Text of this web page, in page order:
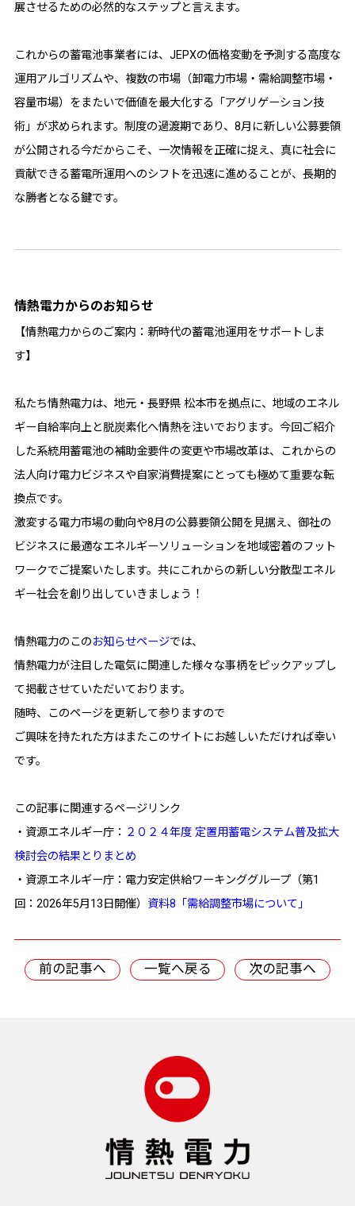
展させるための必然的なステップと言えます。
これからの蓄電池事業者には、JEPXの価格変動を予測する高度な
運用アルゴリズムや、複数の市場（卸電力市場・需給調整市場・
容量市場）をまたいで価値を最大化する「アグリゲーション技
術」が求められます。制度の過渡期であり、8月に新しい公募要領
が公開される今だからこそ、一次情報を正確に捉え、真に社会に
貢献できる蓄電所運用へのシフトを迅速に進めることが、長期的
な勝者となる鍵です。
情熱電力からのお知らせ
【情熱電力からのご案内：新時代の蓄電池運用をサポートしま
す】
私たち情熱電力は、地元・長野県 松本市を拠点に、地域のエネル
ギー自給率向上と脱炭素化へ情熱を注いでおります。今回ご紹介
した系統用蓄電池の補助金要件の変更や市場改革は、これからの
法人向け電力ビジネスや自家消費提案にとっても極めて重要な転
換点です。
激変する電力市場の動向や8月の公募要領公開を見据え、御社の
ビジネスに最適なエネルギーソリューションを地域密着のフット
ワークでご提案いたします。共にこれからの新しい分散型エネル
ギー社会を創り出していきましょう！
情熱電力のこのお知らせページでは、
情熱電力が注目した電気に関連した様々な事柄をピックアップし
て掲載させていただいております。
随時、このページを更新して参りますので
ご興味を持たれた方はまたこのサイトにお越しいただければ幸い
です。
この記事に関連するページリンク
・資源エネルギー庁： ２０２４年度 定置用蓄電システム普及拡大
検討会の結果とりまとめ
・資源エネルギー庁：電力安定供給ワーキンググループ（第1
回：2026年5月13日開催） 資料8「需給調整市場について」
前の記事へ 一覧へ戻る 次の記事へ